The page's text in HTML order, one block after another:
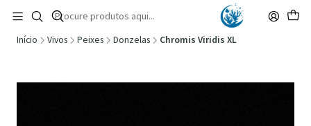
🚚 Portugal Continental: Portes Grátis desde 149,90€ (Envio extresso: 14,90€)
Ler mais
Início Vivos Peixes Donzelas Chromis Viridis XL